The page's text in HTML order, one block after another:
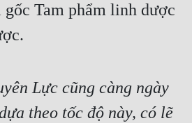
gốc Tam phẩm linh dược
Lực cũng càng ngày
theo tốc độ này, có lẽ